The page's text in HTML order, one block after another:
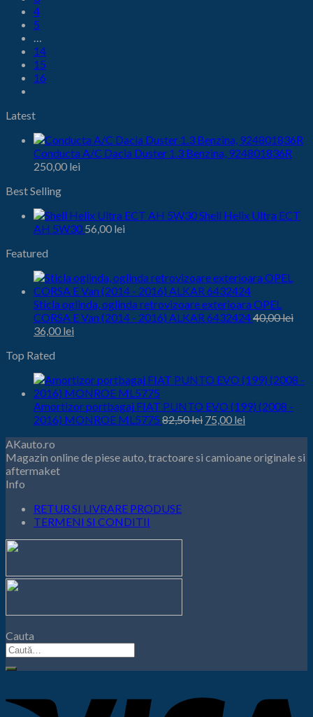
4
5
…
14
15
16
Latest
Conducta A/C Dacia Duster 1.3 Benzina, 924801836R
250,00 lei
Best Selling
Shell Helix Ultra ECT
AH 5W30 56,00 lei
Featured
Sticla oglinda, oglinda retrovizoare exterioara OPEL
CORSA E Van (2014 - 2016) ALKAR 643242440,00lei
Prețul
a
fost:
40,00 lei.
36,00 lei
Top Rated
Amortizor portbagaj FIAT PUNTO EVO (199) (2008 -
2016) MONROE ML5775 82,50lei Prețul
fost:
75,00 lei
75,00 lei.
AKauto.ro
Magazin online de piese auto, tractoare si camioane originale si
aftermaket
Info
RETUR SI LIVRARE PRODUSE
TERMENI SI CONDITII
Cauta
Caută